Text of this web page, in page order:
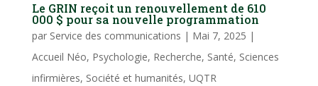
Le GRIN reçoit un renouvellement de 610
000 $ pour sa nouvelle programmation
par Service des communications | Mai 7, 2025 |
Accueil Néo, Psychologie, Recherche, Santé, Sciences
infirmières, Société et humanités, UQTR